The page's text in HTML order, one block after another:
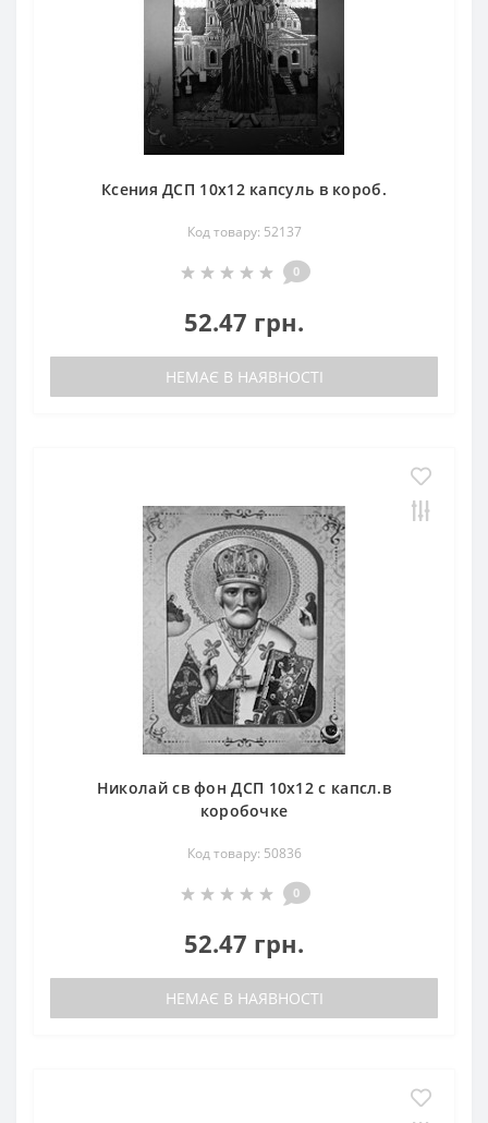
Ксения ДСП 10х12 капсуль в короб.
Код товару: 52137
0
52.47 грн.
НЕМАЄ В НАЯВНОСТІ
Николай св фон ДСП 10х12 с капсл.в
коробочке
Код товару: 50836
0
52.47 грн.
НЕМАЄ В НАЯВНОСТІ